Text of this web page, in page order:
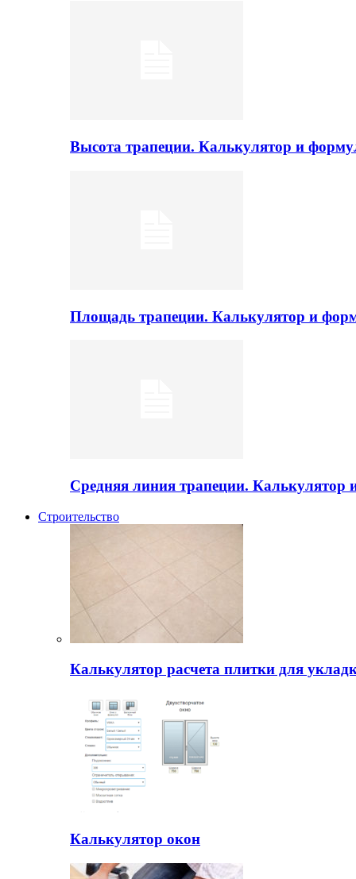
Высота трапеции. Калькулятор и
Площадь трапеции. Калькулятор и
Средняя линия трапеции.
Строительство
Калькулятор расчета плитки для
Калькулятор окон